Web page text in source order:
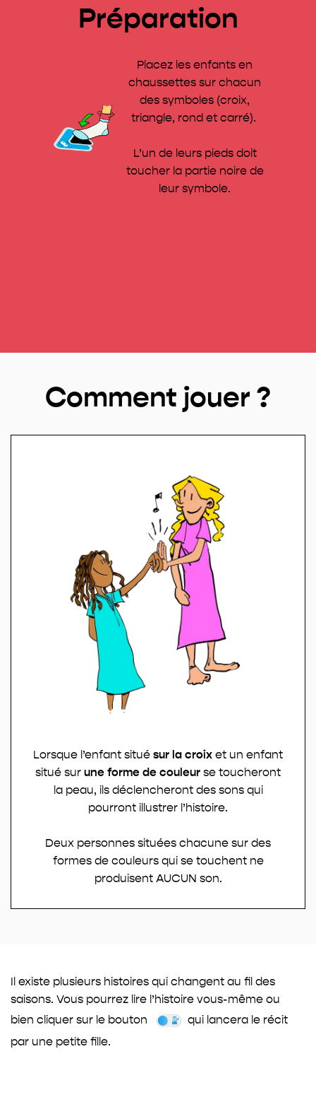
Préparation
Placez les enfants en
chaussettes sur chacun
des symboles (croix,
triangle, rond et carré).
L’un de leurs pieds doit
toucher la partie noire de
leur symbole.
Comment jouer ?
Lorsque l’enfant situé sur la croix et un enfant
situé sur une forme de couleur se toucheront
la peau, ils déclencheront des sons qui
pourront illustrer l’histoire.
Deux personnes situées chacune sur des
formes de couleurs qui se touchent ne
produisent AUCUN son.
Il existe plusieurs histoires qui changent au fil des
saisons. Vous pourrez lire l’histoire vous-même ou
bien cliquer sur le bouton
qui lancera le récit
par une petite fille.